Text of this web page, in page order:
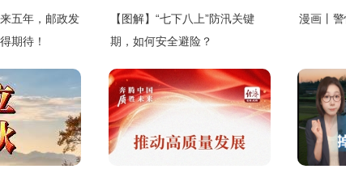
五年，邮政发
期待！
【图解】“七下八上”防汛关键
期，如何安全避险？
漫画丨警